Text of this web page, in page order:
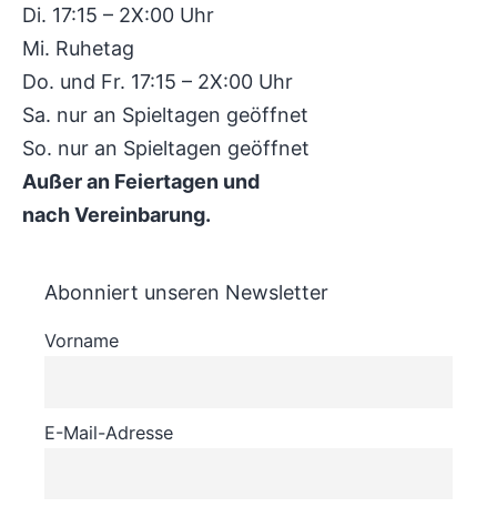
Di. 17:15 – 2X:00 Uhr
Mi. Ruhetag
Do. und Fr. 17:15 – 2X:00 Uhr
Sa. nur an Spieltagen geöffnet
So. nur an Spieltagen geöffnet
Außer an Feiertagen und
nach Vereinbarung.
Abonniert unseren Newsletter
Vorname
E-Mail-Adresse